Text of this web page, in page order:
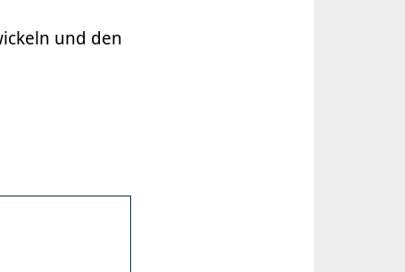
und den